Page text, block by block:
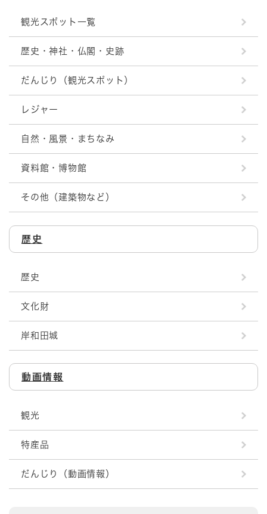
観光スポット一覧
歴史・神社・仏閣・史跡
だんじり（観光スポット）
レジャー
自然・風景・まちなみ
資料館・博物館
その他（建築物など）
歴史
歴史
文化財
岸和田城
動画情報
観光
特産品
だんじり（動画情報）